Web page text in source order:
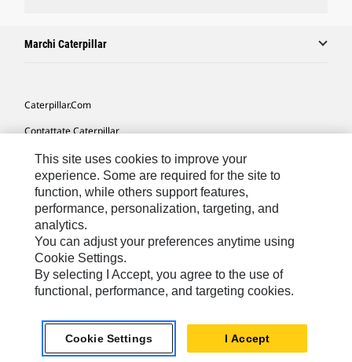
Marchi Caterpillar
Caterpillar.com
Contattate Caterpillar
Le Mie Preferenze Di Marketing
Mappa Del Sito
Cookie Settings
Informazioni Legali
Tutela Della Privacy
Europe - Italian© 2026 Caterpillar. Tutti i diritti riservati.
This site uses cookies to improve your
experience. Some are required for the site to
function, while others support features,
performance, personalization, targeting, and
analytics.
You can adjust your preferences anytime using
Cookie Settings.
By selecting I Accept, you agree to the use of
functional, performance, and targeting cookies.
Cookie Settings I Accept